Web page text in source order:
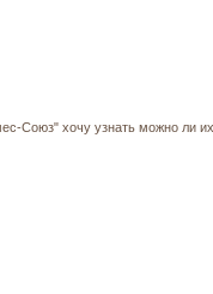
Союз" хочу узнать можно ли